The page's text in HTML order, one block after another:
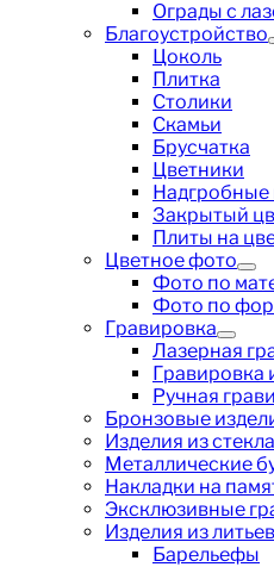
Ограды с
Благоустройство
Цоколь
Плитка
Столики
Скамьи
Брусчатка
Цветники
Надгробные
Закрытый
Плиты на
Цветное фото
Фото по
Фото по
Гравировка
Лазерная
Гравировка
Ручная
Бронзовые
Изделия из стекла
Металлические
Накладки на
Эксклюзивные
Изделия из
Барельефы